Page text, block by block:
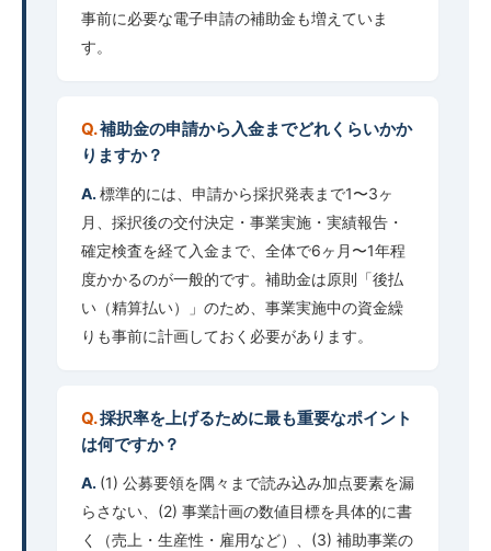
事前に必要な電子申請の補助金も増えていま
す。
補助金の申請から入金までどれくらいかか
りますか？
標準的には、申請から採択発表まで1〜3ヶ
月、採択後の交付決定・事業実施・実績報告・
確定検査を経て入金まで、全体で6ヶ月〜1年程
度かかるのが一般的です。補助金は原則「後払
い（精算払い）」のため、事業実施中の資金繰
りも事前に計画しておく必要があります。
採択率を上げるために最も重要なポイント
は何ですか？
(1) 公募要領を隅々まで読み込み加点要素を漏
らさない、(2) 事業計画の数値目標を具体的に書
く（売上・生産性・雇用など）、(3) 補助事業の